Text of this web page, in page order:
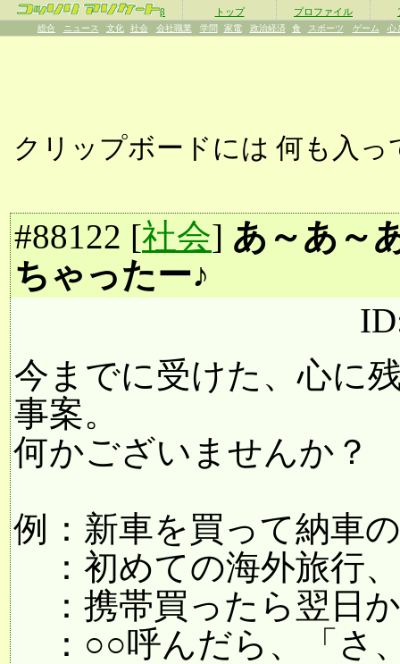
β トップ プロファイル
総合 ニュース 文化 社会 会社職業 学問 家電 政治経済 食 スポーツ ゲーム 心
クリップボードには 何も入っ
#88122 [社会] あ～あ～
ちゃったー♪
今までに受けた、心に
事案。
何かございませんか？
例：新車を買って納車
：初めての海外旅行
：携帯買ったら翌日
：○○呼んだら、「さ